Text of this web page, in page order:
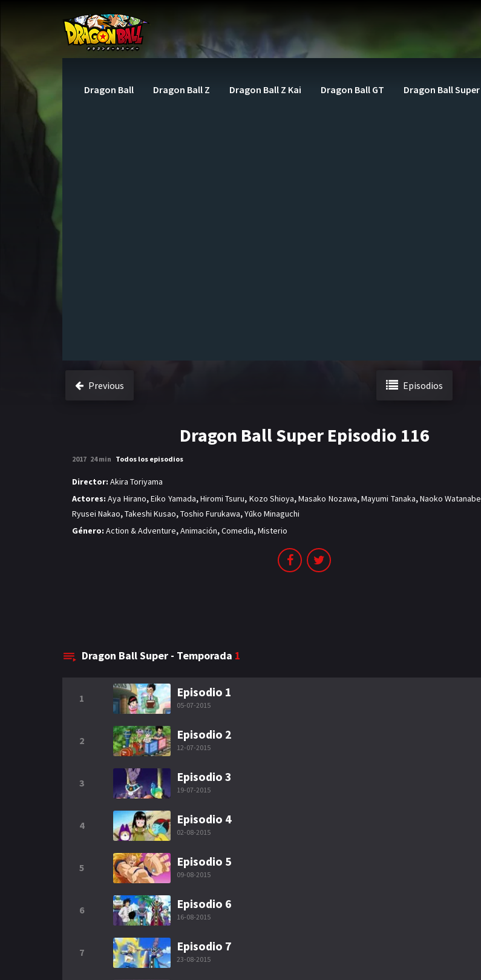
Dragon Ball Dragon Ball Z Dragon Ball Z Kai Dragon Ball GT Dragon Ball Super
Previous Episodios
Dragon Ball Super Episodio 116
2017 24 min Todos los episodios
Director: Akira Toriyama
Actores: Aya Hirano,Eiko Yamada,Hiromi Tsuru, Kozo Shioya,Masako Nozawa,Mayumi Tanaka,Naoko Watanabe
Ryusei Nakao,Takeshi Kusao,Toshio Furukawa,Yūko Minaguchi
Género: Action & Adventure,Animación,Comedia,Misterio
Dragon Ball Super - Temporada 1
1 Episodio 1
05-07-2015
2 Episodio 2
12-07-2015
3 Episodio 3
19-07-2015
4 Episodio 4
02-08-2015
5 Episodio 5
09-08-2015
6 Episodio 6
16-08-2015
7 Episodio 7
23-08-2015